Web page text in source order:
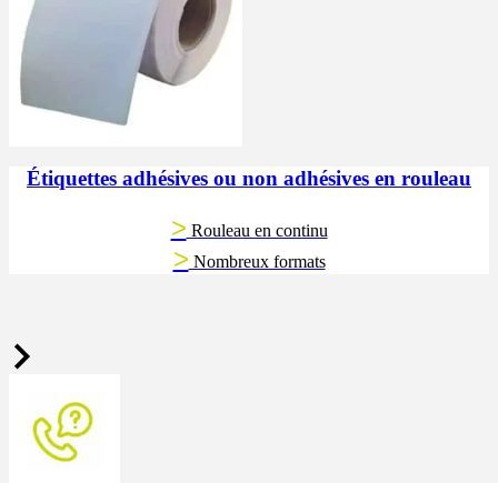
Étiquettes adhésives ou non adhésives en rouleau
> Rouleau en continu
> Nombreux formats